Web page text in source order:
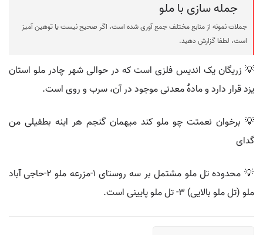
جمله سازی با ملو
جملات نمونه از منابع مختلف جمع آوری شده است، اگر صحیح نیست یا توهین آمیز
است، لطفا گزارش دهید.
💡 زریگان یک اندیس فلزی است که در حوالی شهر چادر ملو استان
یزد قرار دارد و مادهٔ معدنی موجود در آن، سرب و روی است.
💡 برخوان نعمتت چو ملو کند میهمان گنجم هر اینه بطفیلی من
گدای
💡 محدوده تل ملو مشتمل بر سه روستای ۱-مزرعه ملو ۲-حاجی آباد
ملو (تل ملو بالایی) ۳- تل ملو پایینی است.